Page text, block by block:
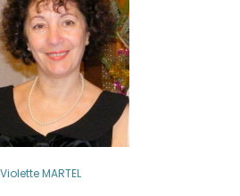
Violette MARTEL